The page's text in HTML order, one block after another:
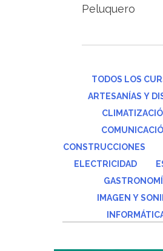
Peluquero
TODOS LOS
ARTESANÍAS Y
CONSTRUCCIONES
ELECTRICIDAD
IMAGEN Y